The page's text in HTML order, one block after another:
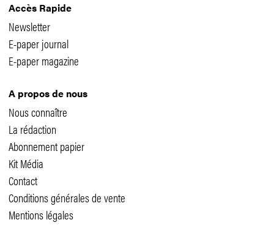
Accès Rapide
Newsletter
E-paper journal
E-paper magazine
A propos de nous
Nous connaître
La rédaction
Abonnement papier
Kit Média
Contact
Conditions générales de vente
Mentions légales